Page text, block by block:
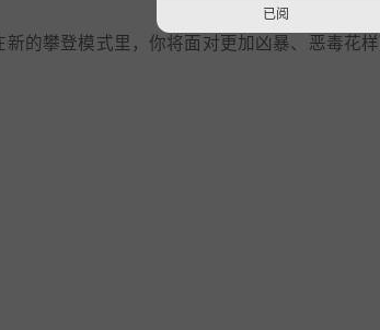
的攀登模式里，你将面对更加凶暴、恶毒花
已阅